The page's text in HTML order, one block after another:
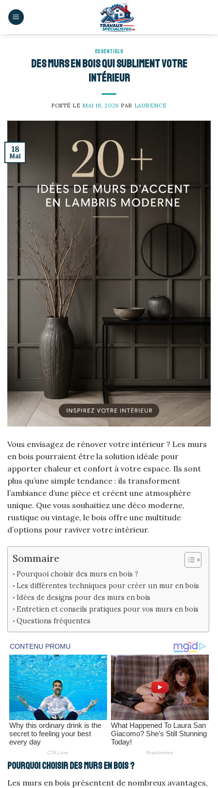
ESSENTIELS
Des murs en bois qui subliment votre
intérieur
POSTÉ LE MAI 18, 2026 PAR LAURENCE
18
Mai
Vous envisagez de rénover votre intérieur ? Les murs
en bois pourraient être la solution idéale pour
apporter chaleur et confort à votre espace. Ils sont
plus qu’une simple tendance : ils transforment
l’ambiance d’une pièce et créent une atmosphère
unique. Que vous souhaitiez une déco moderne,
rustique ou vintage, le bois offre une multitude
d’options pour raviver votre intérieur.
Sommaire
Pourquoi choisir des murs en bois ?
Les différentes techniques pour créer un mur en bois
Idées de designs pour des murs en bois
Entretien et conseils pratiques pour vos murs en bois
Questions fréquentes
Pourquoi choisir des murs en bois ?
Les murs en bois présentent de nombreux avantages,